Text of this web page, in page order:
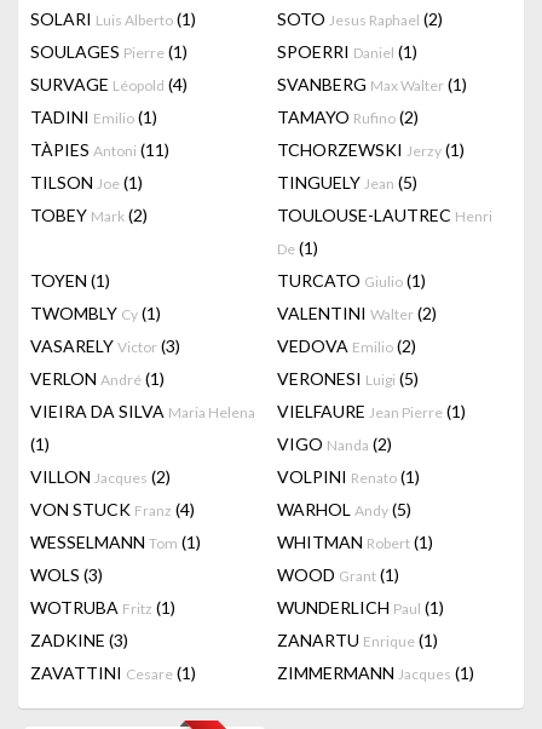
SOLARI Luis Alberto (1) SOTO Jesus Raphael (2)
SOULAGES Pierre (1) SPOERRI Daniel (1)
SURVAGE Léopold (4) SVANBERG Max Walter (1)
TADINI Emilio (1) TAMAYO Rufino (2)
TÀPIES Antoni (11) TCHORZEWSKI Jerzy (1)
TILSON Joe (1) TINGUELY Jean (5)
TOBEY Mark (2) TOULOUSE-LAUTREC Henri
De (1)
TOYEN (1) TURCATO Giulio (1)
TWOMBLY Cy (1) VALENTINI Walter (2)
VASARELY Victor (3) VEDOVA Emilio (2)
VERLON André (1) VERONESI Luigi (5)
VIEIRA DA SILVA Maria Helena
(1)
VIELFAURE Jean Pierre (1)
VIGO Nanda (2)
VILLON Jacques (2) VOLPINI Renato (1)
VON STUCK Franz (4) WARHOL Andy (5)
WESSELMANN Tom (1) WHITMAN Robert (1)
WOLS (3) WOOD Grant (1)
WOTRUBA Fritz (1) WUNDERLICH Paul (1)
ZADKINE (3) ZANARTU Enrique (1)
ZAVATTINI Cesare (1) ZIMMERMANN Jacques (1)